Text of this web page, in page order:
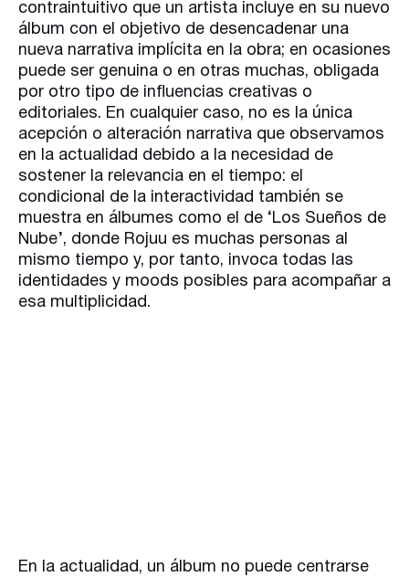
contraintuitivo que un artista incluye en su nuevo
álbum con el objetivo de desencadenar una
nueva narrativa implícita en la obra; en ocasiones
puede ser genuina o en otras muchas, obligada
por otro tipo de influencias creativas o
editoriales. En cualquier caso, no es la única
acepción o alteración narrativa que observamos
en la actualidad debido a la necesidad de
sostener la relevancia en el tiempo: el
condicional de la interactividad también se
muestra en álbumes como el de ‘Los Sueños de
Nube’, donde Rojuu es muchas personas al
mismo tiempo y, por tanto, invoca todas las
identidades y moods posibles para acompañar a
esa multiplicidad.
En la actualidad, un álbum no puede centrarse